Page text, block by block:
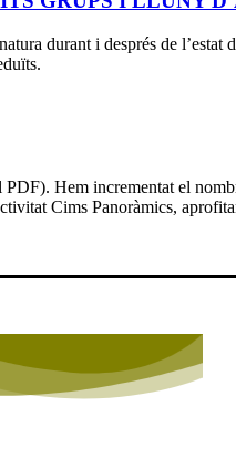
durant i després de
Hem incrementat el
Cims Panoràmics,